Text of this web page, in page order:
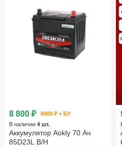
8 800 ₽
8400 ₽ + БУ
В наличии 4 шт.
Аккумулятор Aokly 70 Ач
85D23L B/H